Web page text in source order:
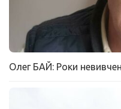
Олег БАЙ: Роки